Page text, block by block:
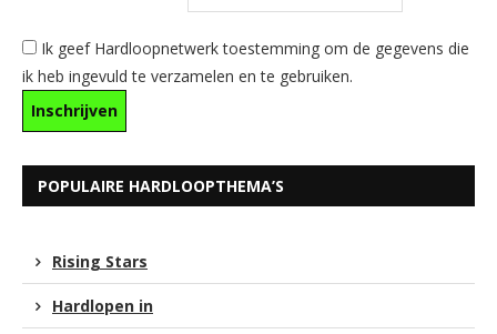
Ik geef Hardloopnetwerk toestemming om de gegevens die
ik heb ingevuld te verzamelen en te gebruiken.
POPULAIRE HARDLOOPTHEMA’S
Rising Stars
Hardlopen in